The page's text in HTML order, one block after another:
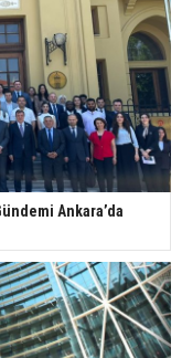
Ankara’da